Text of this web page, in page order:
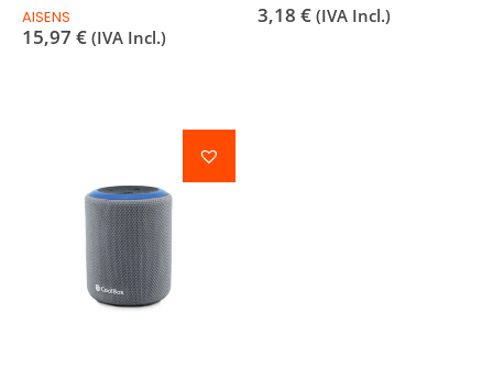
AISENS
15,97 € (IVA Incl.)
3,18 € (IVA Incl.)